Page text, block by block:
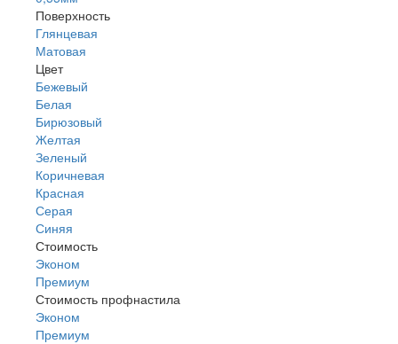
Поверхность
Глянцевая
Матовая
Цвет
Бежевый
Белая
Бирюзовый
Желтая
Зеленый
Коричневая
Красная
Серая
Синяя
Стоимость
Эконом
Премиум
Стоимость профнастила
Эконом
Премиум